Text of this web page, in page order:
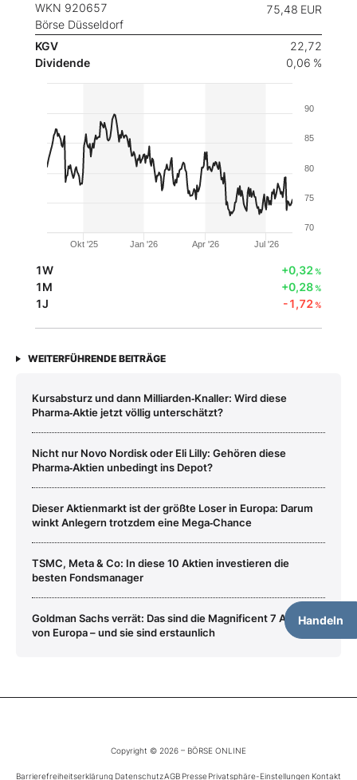
WKN 920657
Börse Düsseldorf
75,48 EUR
KGV
22,72
Dividende
0,06 %
Handeln
Okt '25 Jan '26 Apr '26 Jul '26
70
75
80
85
90
1W +0,32%
1M +0,28%
1J -1,72%
WEITERFÜHRENDE BEITRÄGE
Kursabsturz und dann Milliarden‑Knaller: Wird diese
Pharma‑Aktie jetzt völlig unterschätzt?
Nicht nur Novo Nordisk oder Eli Lilly: Gehören diese
Pharma‑Aktien unbedingt ins Depot?
Dieser Aktienmarkt ist der größte Loser in Europa: Darum
winkt Anlegern trotzdem eine Mega‑Chance
TSMC, Meta & Co: In diese 10 Aktien investieren die
besten Fondsmanager
Goldman Sachs verrät: Das sind die Magnificent 7 Aktien
von Europa – und sie sind erstaunlich
Copyright © 2026 – BÖRSE ONLINE
Barrierefreiheitserklärung DatenschutzAGB PressePrivatsphäre-Einstellungen Kontakt